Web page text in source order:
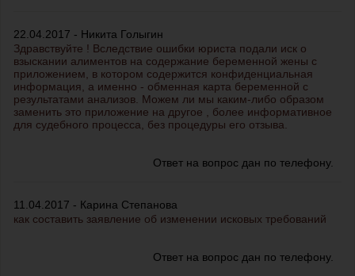
22.04.2017 - Никита Голыгин
Здравствуйте ! Вследствие ошибки юриста подали иск о
взыскании алиментов на содержание беременной жены с
приложением, в котором содержится конфиденциальная
информация, а именно - обменная карта беременной с
результатами анализов. Можем ли мы каким-либо образом
заменить это приложение на другое , более информативное
для судебного процесса, без процедуры его отзыва.
Ответ на вопрос дан по телефону.
11.04.2017 - Карина Степанова
как составить заявление об изменении исковых требований
Ответ на вопрос дан по телефону.